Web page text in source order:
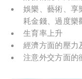
娛樂、藝術、享
耗金錢、過度樂
生育率上升
經濟方面的壓力
注意外交方面的